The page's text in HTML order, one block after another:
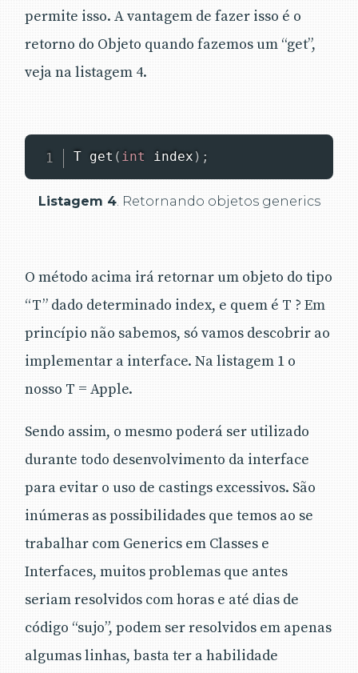
permite isso. A vantagem de fazer isso é o
retorno do Objeto quando fazemos um “get”,
veja na listagem 4.
T get ( int index ) ;
Listagem 4. Retornando objetos generics
O método acima irá retornar um objeto do tipo
“T” dado determinado index, e quem é T ? Em
princípio não sabemos, só vamos descobrir ao
implementar a interface. Na listagem 1 o
nosso T = Apple.
Sendo assim, o mesmo poderá ser utilizado
durante todo desenvolvimento da interface
para evitar o uso de castings excessivos. São
inúmeras as possibilidades que temos ao se
trabalhar com Generics em Classes e
Interfaces, muitos problemas que antes
seriam resolvidos com horas e até dias de
código “sujo”, podem ser resolvidos em apenas
algumas linhas, basta ter a habilidade